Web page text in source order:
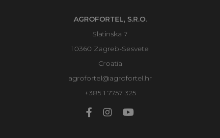
AGROFORTEL, S.R.O.
Slatinska 7
10360 Zagreb-Sesvete
Croatia
agrofortel@agrofortel.hr
+385 1 7757 325